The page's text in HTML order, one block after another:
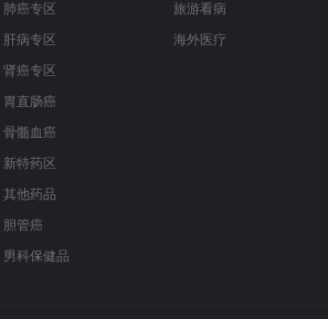
肺癌专区
肝病专区
肾癌专区
胃直肠癌
骨髓血癌
新特药区
其他药品
胆管癌
男科保健品
旅游看病
海外医疗